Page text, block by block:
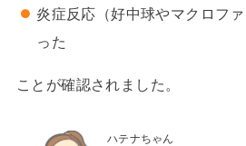
炎症反応（好中球やマクロフ
った
ことが確認されました。
ハテナちゃん